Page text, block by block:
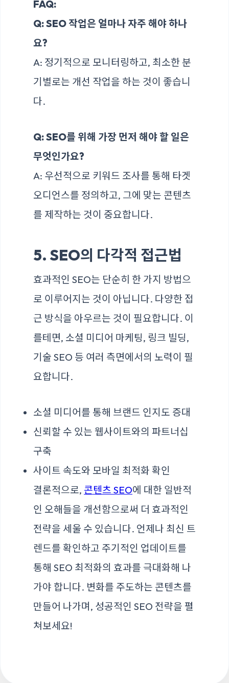
FAQ:
Q: SEO 작업은 얼마나 자주 해야 하나
요?
A: 정기적으로 모니터링하고, 최소한 분
기별로는 개선 작업을 하는 것이 좋습니
다.
Q: SEO를 위해 가장 먼저 해야 할 일은
무엇인가요?
A: 우선적으로 키워드 조사를 통해 타겟
오디언스를 정의하고, 그에 맞는 콘텐츠
를 제작하는 것이 중요합니다.
5. SEO의 다각적 접근법
효과적인 SEO는 단순히 한 가지 방법으
로 이루어지는 것이 아닙니다. 다양한 접
근 방식을 아우르는 것이 필요합니다. 이
를테면, 소셜 미디어 마케팅, 링크 빌딩,
기술 SEO 등 여러 측면에서의 노력이 필
요합니다.
소셜 미디어를 통해 브랜드 인지도 증대
신뢰할 수 있는 웹사이트와의 파트너십
구축
사이트 속도와 모바일 최적화 확인
결론적으로, 콘텐츠 SEO에 대한 일반적
인 오해들을 개선함으로써 더 효과적인
전략을 세울 수 있습니다. 언제나 최신 트
렌드를 확인하고 주기적인 업데이트를
통해 SEO 최적화의 효과를 극대화해 나
가야 합니다. 변화를 주도하는 콘텐츠를
만들어 나가며, 성공적인 SEO 전략을 펼
쳐보세요!